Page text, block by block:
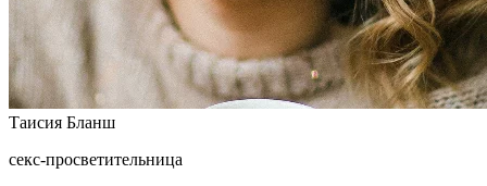
Таисия Бланш
секс-просветительница